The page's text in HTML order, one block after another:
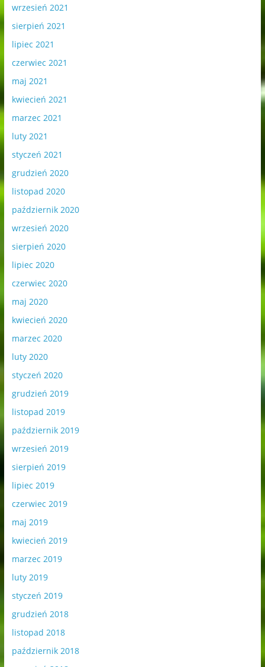
wrzesień 2021
sierpień 2021
lipiec 2021
czerwiec 2021
maj 2021
kwiecień 2021
marzec 2021
luty 2021
styczeń 2021
grudzień 2020
listopad 2020
październik 2020
wrzesień 2020
sierpień 2020
lipiec 2020
czerwiec 2020
maj 2020
kwiecień 2020
marzec 2020
luty 2020
styczeń 2020
grudzień 2019
listopad 2019
październik 2019
wrzesień 2019
sierpień 2019
lipiec 2019
czerwiec 2019
maj 2019
kwiecień 2019
marzec 2019
luty 2019
styczeń 2019
grudzień 2018
listopad 2018
październik 2018